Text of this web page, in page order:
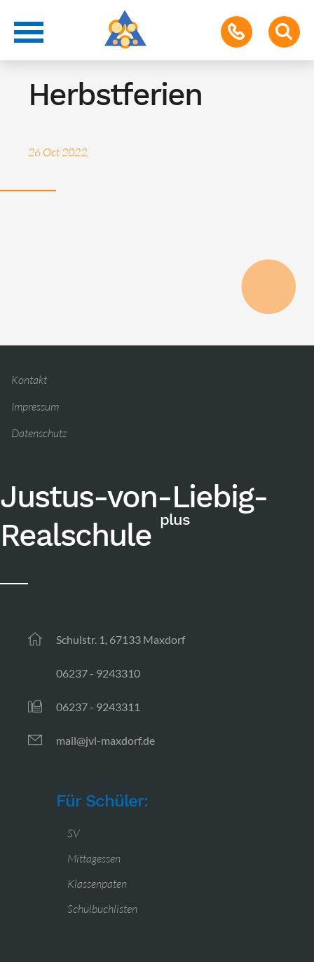
Ferien
Herbstferien
26 Oct 2022,
Kontakt
Impressum
Datenschutz
Justus-von-Liebig-
Realschule plus
Schulstr. 1, 67133 Maxdorf
06237 - 9243310
06237 - 9243311
mail@jvl-maxdorf.de
Für Schüler:
SV
Mittagessen
Klassenpaten
Schulbuchlisten